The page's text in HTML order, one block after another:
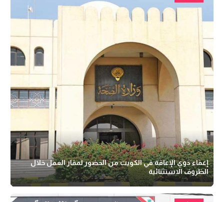
إعفاء ذوي الإعاقة في الكويت من الحضور لمقار العمل خلال
الظروف الاستثنائية